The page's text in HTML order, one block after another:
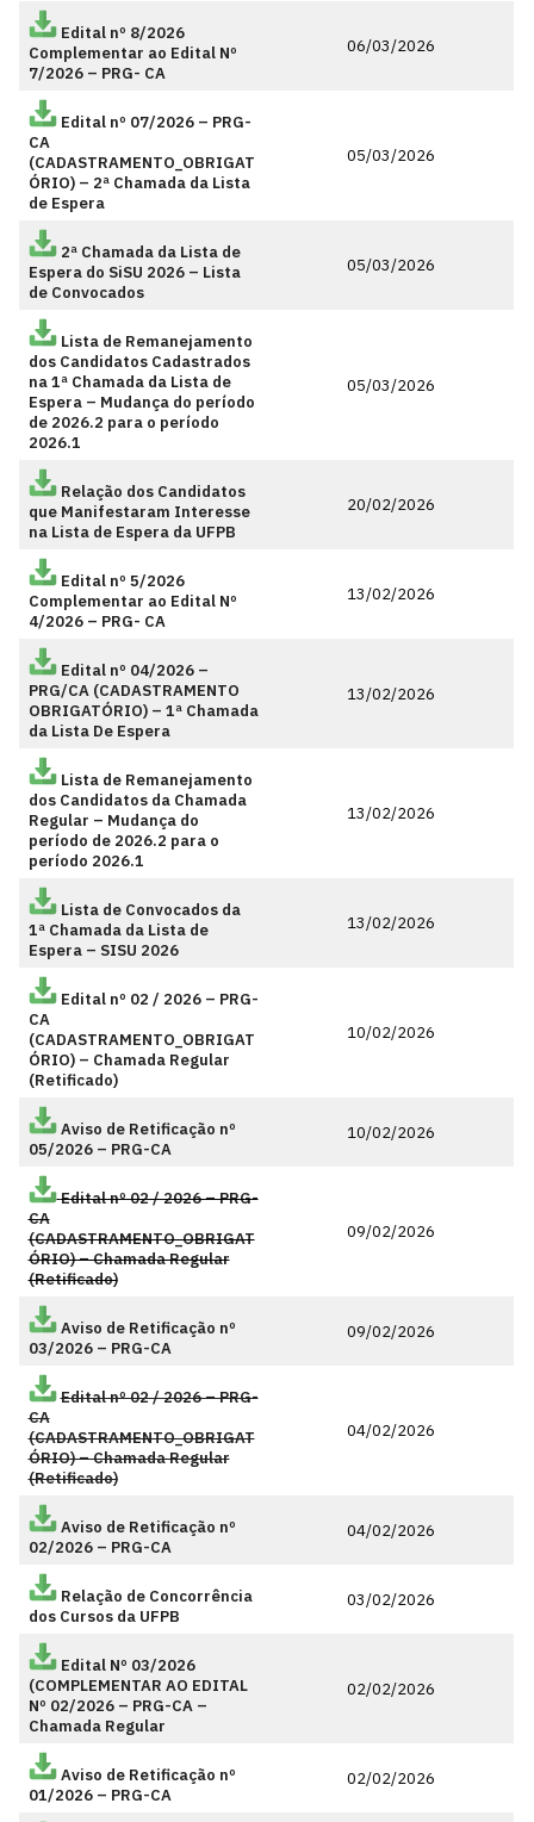
Edital nº 8/2026
Complementar ao Edital Nº
7/2026 – PRG- CA
06/03/2026
Edital nº 07/2026 – PRG-
CA
(CADASTRAMENTO_OBRIGAT
ÓRIO) – 2ª Chamada da Lista
de Espera
05/03/2026
2ª Chamada da Lista de
Espera do SiSU 2026 – Lista
de Convocados
05/03/2026
Lista de Remanejamento
dos Candidatos Cadastrados
na 1ª Chamada da Lista de
Espera – Mudança do período
de 2026.2 para o período
2026.1
05/03/2026
Relação dos Candidatos
que Manifestaram Interesse
na Lista de Espera da UFPB
20/02/2026
Edital nº 5/2026
Complementar ao Edital Nº
4/2026 – PRG- CA
13/02/2026
Edital nº 04/2026 –
PRG/CA (CADASTRAMENTO
OBRIGATÓRIO) – 1ª Chamada
da Lista De Espera
13/02/2026
Lista de Remanejamento
dos Candidatos da Chamada
Regular – Mudança do
período de 2026.2 para o
período 2026.1
13/02/2026
Lista de Convocados da
1ª Chamada da Lista de
Espera – SISU 2026
13/02/2026
Edital nº 02 / 2026 – PRG-
CA
(CADASTRAMENTO_OBRIGAT
ÓRIO) – Chamada Regular
(Retificado)
10/02/2026
Aviso de Retificação nº
05/2026 – PRG-CA
10/02/2026
Edital nº 02 / 2026 – PRG-
CA
(CADASTRAMENTO_OBRIGAT
ÓRIO) – Chamada Regular
(Retificado)
09/02/2026
Aviso de Retificação nº
03/2026 – PRG-CA
09/02/2026
Edital nº 02 / 2026 – PRG-
CA
(CADASTRAMENTO_OBRIGAT
ÓRIO) – Chamada Regular
(Retificado)
04/02/2026
Aviso de Retificação nº
02/2026 – PRG-CA
04/02/2026
Relação de Concorrência
dos Cursos da UFPB
03/02/2026
Edital Nº 03/2026
(COMPLEMENTAR AO EDITAL
Nº 02/2026 – PRG-CA –
Chamada Regular
02/02/2026
Aviso de Retificação nº
01/2026 – PRG-CA
02/02/2026